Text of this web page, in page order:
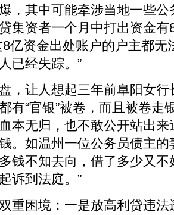
，其中可能牵涉当地一些
集资者一个月中打出资金
8亿资金出处账户的户主都无
已经失踪。”
，让人想起三年前阜阳女
有“官银”被卷，而且被卷走
本无归，也不敢公开站出
。如温州一位公务员债主的
钱不知去向，借了多少又
诉到法庭。”
重困境：一是放高利贷违